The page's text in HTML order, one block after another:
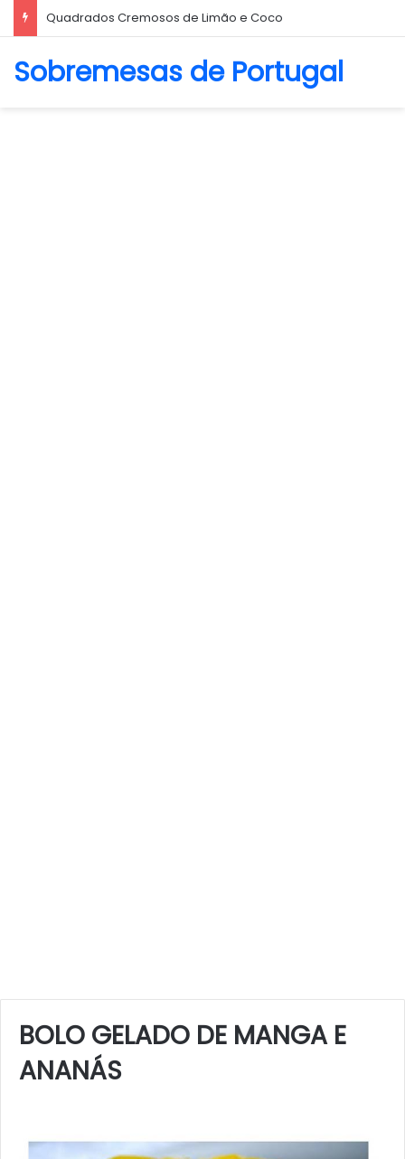
Biscoito Amanteigado
Sobremesas de Portugal
BOLO GELADO DE MANGA E
ANANÁS